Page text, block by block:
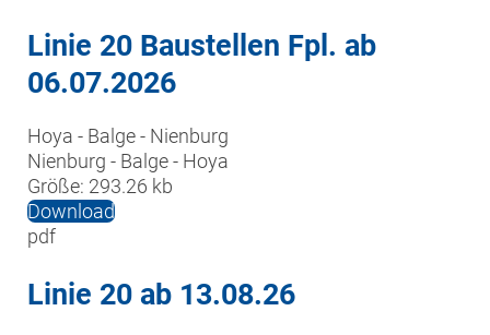
Linie 20 Baustellen Fpl. ab
06.07.2026
Hoya - Balge - Nienburg
Nienburg - Balge - Hoya
Größe: 293.26 kb
Download
pdf
Linie 20 ab 13.08.26